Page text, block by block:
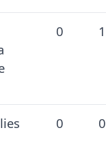
0 1
0 0